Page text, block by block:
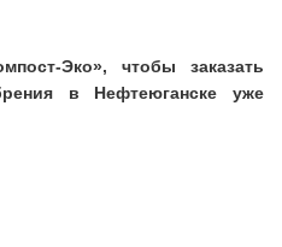
Эко», чтобы заказать
в Нефтеюганске уже